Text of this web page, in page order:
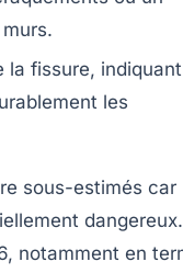
la fissure,
les
sous-estimés car
dangereux.
notamment en